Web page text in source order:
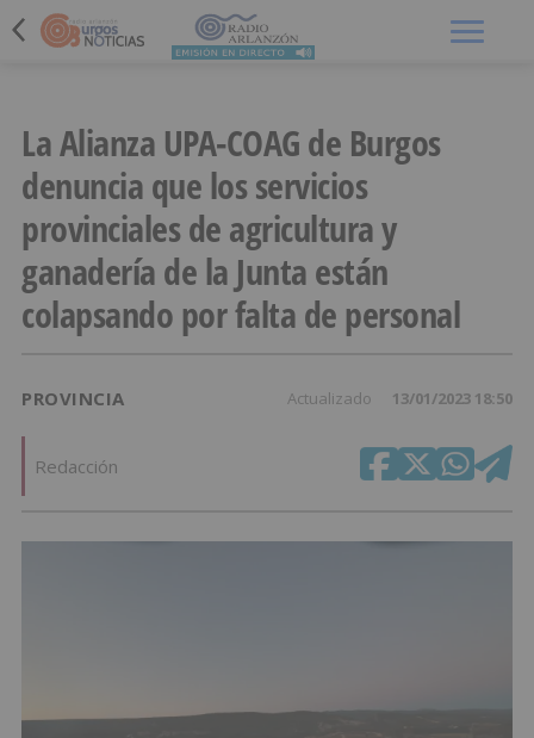
La Alianza UPA-COAG de Burgos
denuncia que los servicios
provinciales de agricultura y
ganadería de la Junta están
colapsando por falta de personal
PROVINCIA Actualizado 13/01/2023 18:50
Redacción